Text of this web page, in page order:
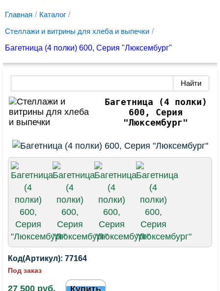
Главная / Каталог /
Стеллажи и витрины для хлеба и выпечки /
Багетница (4 полки) 600, Серия "Люксембург"
Багетница (4 полки)
600, Серия
"Люксембург"
Код(Артикул): 77164
Под заказ
27 500 руб. Купить